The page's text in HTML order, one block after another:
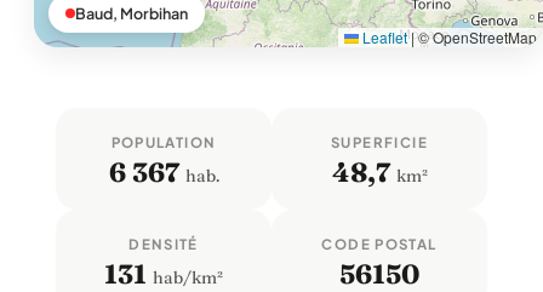
Leaflet |© OpenStreetMap
Baud, Morbihan
POPULATION
6 367 hab.
SUPERFICIE
48,7 km²
DENSITÉ
131 hab/km²
CODE POSTAL
56150